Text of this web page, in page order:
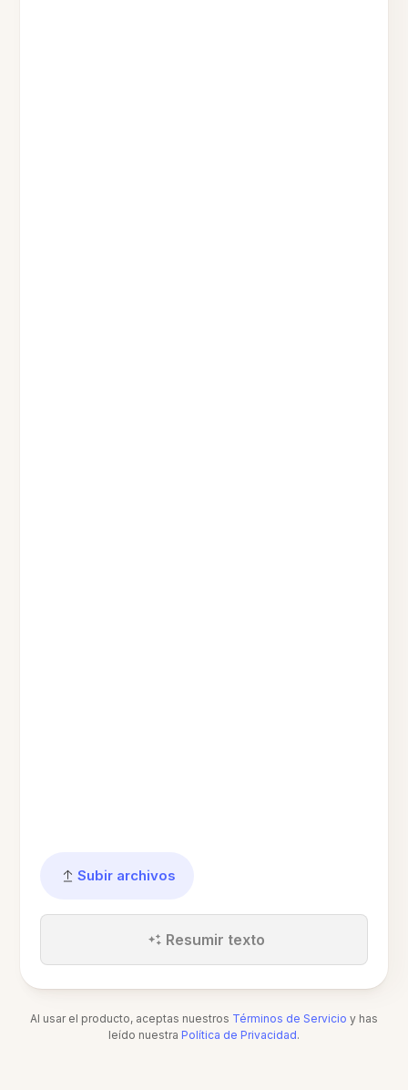
Subir archivos
Resumir texto
Al usar el producto, aceptas nuestros Términos de Servicio y has
leído nuestra Política de Privacidad.